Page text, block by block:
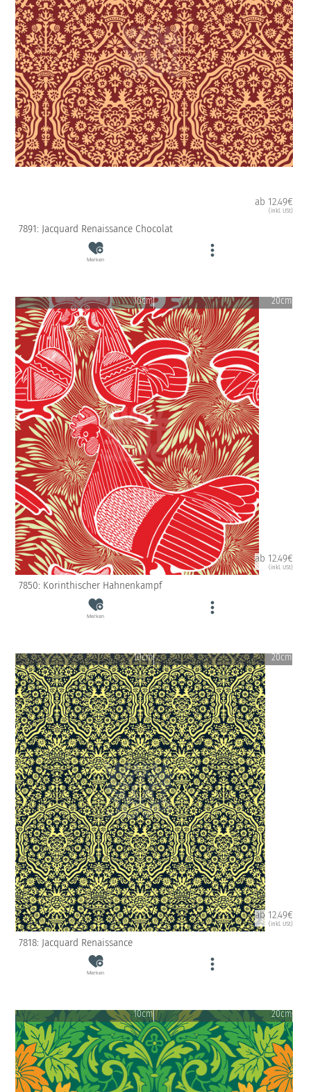
ab 12.49€
(inkl. USt)
7891: Jacquard Renaissance Chocolat
Merken
10cm 20cm
ab 12.49€
(inkl. USt)
7850: Korinthischer Hahnenkampf
Merken
10cm 20cm
ab 12.49€
(inkl. USt)
7818: Jacquard Renaissance
Merken
10cm 20cm